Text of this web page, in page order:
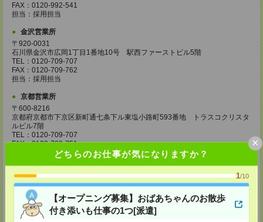
どちらのお仕事が気になりますか？
1/10
【オープニング募集】おばあちゃんのお散歩
付き添いも仕事の1つ[派遣]
×
FAX：0120-992-541
担当：採用担当
金沢営業所
〒920-0031
石川県金沢市広岡1丁目1番地10号 駅西ファーストビル5階
TEL：0120-709-707
FAX：0120-709-762
担当：採用担当
京都営業所
〒600-8216
京都府京都市下京区新町通七条下ル東塩小路町593番地 トラスコクリスタ
ルビル7階
TEL：0120-709-707
FAX：0120-709-751
担当：採用担当
〒530-0017
大阪府大阪市北区角田町8番1号 大阪梅田ツインタワーズ・ノース34階
TEL：0120-995-985
FAX：0120-992-568
担当：採用担当